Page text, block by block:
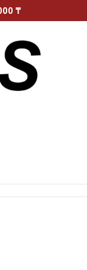
пропусти свой шанс
₸